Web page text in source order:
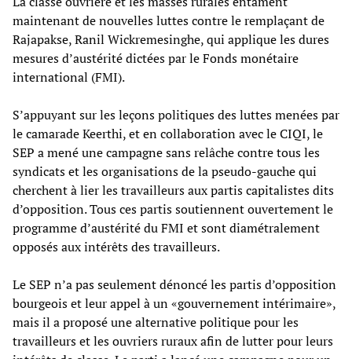
maintenant de nouvelles luttes contre le remplaçant de
Rajapakse, Ranil Wickremesinghe, qui applique les dures
mesures d’austérité dictées par le Fonds monétaire
international (FMI).
S’appuyant sur les leçons politiques des luttes menées par
le camarade Keerthi, et en collaboration avec le CIQI, le
SEP a mené une campagne sans relâche contre tous les
syndicats et les organisations de la pseudo-gauche qui
cherchent à lier les travailleurs aux partis capitalistes dits
d’opposition. Tous ces partis soutiennent ouvertement le
programme d’austérité du FMI et sont diamétralement
opposés aux intérêts des travailleurs.
Le SEP n’a pas seulement dénoncé les partis d’opposition
bourgeois et leur appel à un «gouvernement intérimaire»,
mais il a proposé une alternative politique pour les
travailleurs et les ouvriers ruraux afin de lutter pour leurs